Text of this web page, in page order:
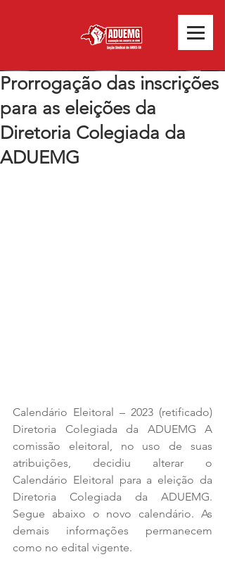
Prorrogação das inscrições
para as eleições da
Diretoria Colegiada da
ADUEMG
Calendário Eleitoral – 2023 (retificado)
Diretoria Colegiada da ADUEMG A
comissão eleitoral, no uso de suas
atribuições, decidiu alterar o
Calendário Eleitoral para a eleição da
Diretoria Colegiada da ADUEMG.
Segue abaixo o novo calendário. As
demais informações permanecem
como no edital vigente.